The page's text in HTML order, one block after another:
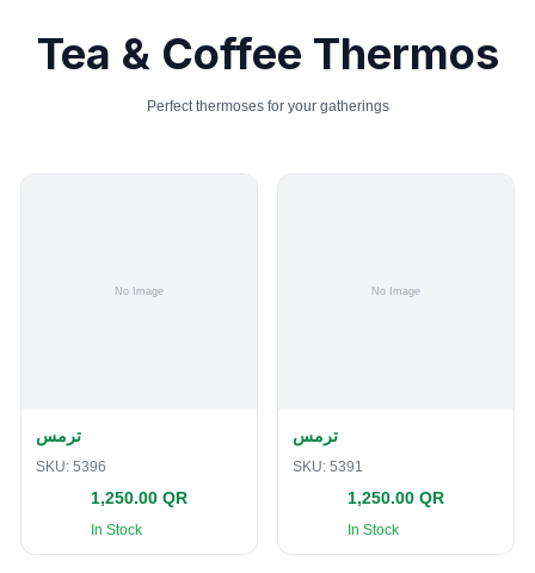
Tea & Coffee Thermos
Perfect thermoses for your gatherings
ترمس
SKU: 5396
1,250.00 QR
In Stock
ترمس
SKU: 5391
1,250.00 QR
In Stock